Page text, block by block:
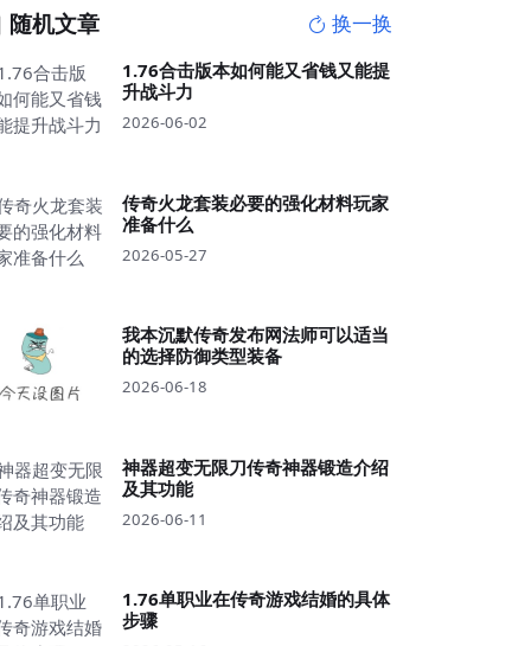
随机文章 换一换
1.76合击版本如何能又省钱又能提
升战斗力
2026-06-02
传奇火龙套装必要的强化材料玩家
准备什么
2026-05-27
我本沉默传奇发布网法师可以适当
的选择防御类型装备
2026-06-18
神器超变无限刀传奇神器锻造介绍
及其功能
2026-06-11
1.76单职业在传奇游戏结婚的具体
步骤